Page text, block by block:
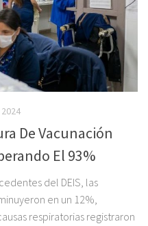
De Vacunación
El 93%
del DEIS, las
en un 12%,
respiratorias registraron